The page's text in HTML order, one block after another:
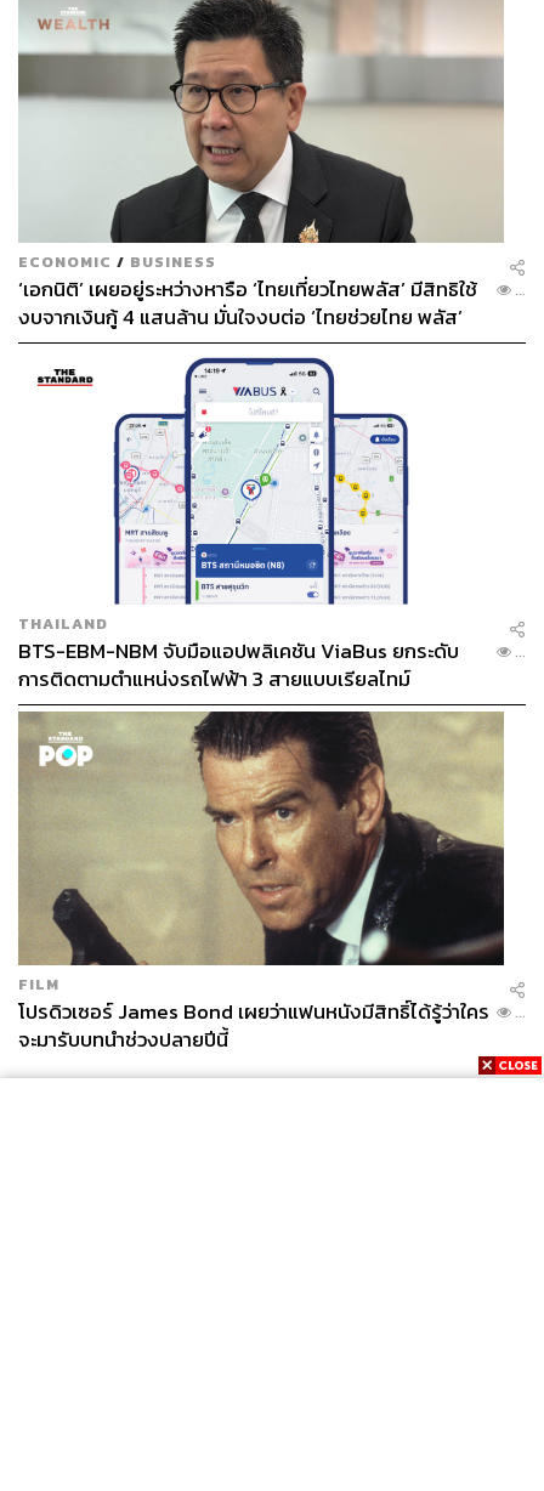
ECONOMIC / BUSINESS
‘เอกนิติ’ เผยอยู่ระหว่างหารือ ‘ไทยเที่ยวไทยพลัส’ มีสิทธิใช้
งบจากเงินกู้ 4 แสนล้าน มั่นใจงบต่อ ‘ไทยช่วยไทย พลัส’
เฟส 2 มีเพียงพอ
...
THAILAND
BTS-EBM-NBM จับมือแอปพลิเคชัน ViaBus ยกระดับ
การติดตามตำแหน่งรถไฟฟ้า 3 สายแบบเรียลไทม์
...
FILM
โปรดิวเซอร์ James Bond เผยว่าแฟนหนังมีสิทธิ์ได้รู้ว่าใคร
จะมารับบทนำช่วงปลายปีนี้
...